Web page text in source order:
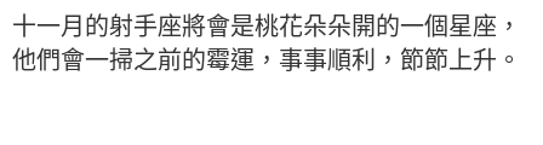
十一月的射手座將會是桃花朵朵開的一個星座，
他們會一掃之前的霉運，事事順利，節節上升。